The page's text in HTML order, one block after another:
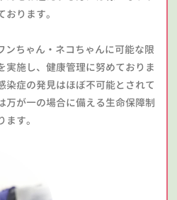
ります。
ンちゃん・ネコちゃんに可能な限
実施し、健康管理に努めておりま
染症の発見はほぼ不可能とされて
万が一の場合に備える生命保障制
す。